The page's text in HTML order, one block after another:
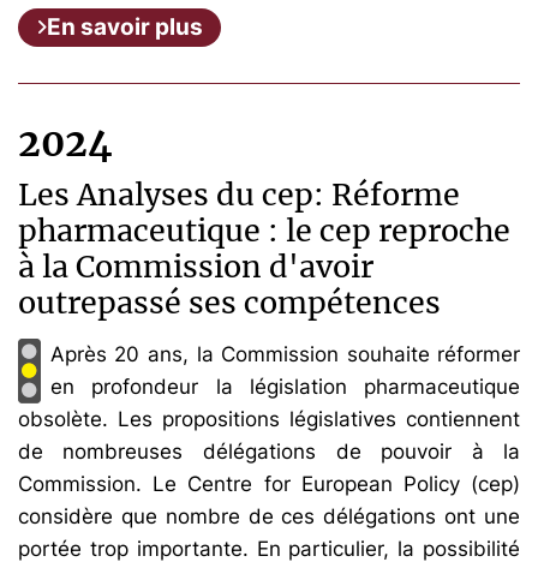
En savoir plus
2024
Les Analyses du cep: Réforme
pharmaceutique : le cep reproche
à la Commission d'avoir
outrepassé ses compétences
Après 20 ans, la Commission souhaite réformer
en profondeur la législation pharmaceutique
obsolète. Les propositions législatives contiennent
de nombreuses délégations de pouvoir à la
Commission. Le Centre for European Policy (cep)
considère que nombre de ces délégations ont une
portée trop importante. En particulier, la possibilité